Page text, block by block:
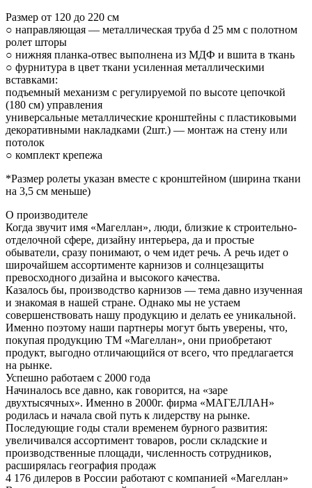
Размер от 120 до 220 см
○ направляющая — металлическая труба d 25 мм с полотном
ролет шторы
○ нижняя планка-отвес выполнена из МДФ и вшита в ткань
○ фурнитура в цвет ткани усиленная металлическими
вставками:
подъемный механизм с регулируемой по высоте цепочкой
(180 см) управления
универсальные металлические кронштейны с пластиковыми
декоративными накладками (2шт.) — монтаж на стену или
потолок
○ комплект крепежа
*Размер ролеты указан вместе с кронштейном (ширина ткани
на 3,5 см меньше)
О производителе
Когда звучит имя «Магеллан», люди, близкие к строительно-
отделочной сфере, дизайну интерьера, да и простые
обыватели, сразу понимают, о чем идет речь. А речь идет о
широчайшем ассортименте карнизов и солнцезащиты
превосходного дизайна и высокого качества.
Казалось бы, производство карнизов — тема давно изученная
и знакомая в нашей стране. Однако мы не устаем
совершенствовать нашу продукцию и делать ее уникальной.
Именно поэтому наши партнеры могут быть уверены, что,
покупая продукцию ТМ «Магеллан», они приобретают
продукт, выгодно отличающийся от всего, что предлагается
на рынке.
Успешно работаем с 2000 года
Начиналось все давно, как говорится, на «заре
двухтысячных». Именно в 2000г. фирма «МАГЕЛЛАН»
родилась и начала свой путь к лидерству на рынке.
Последующие годы стали временем бурного развития:
увеличивался ассортимент товаров, росли складские и
производственные площади, численность сотрудников,
расширялась география продаж
4 176 дилеров в России работают с компанией «Магеллан»